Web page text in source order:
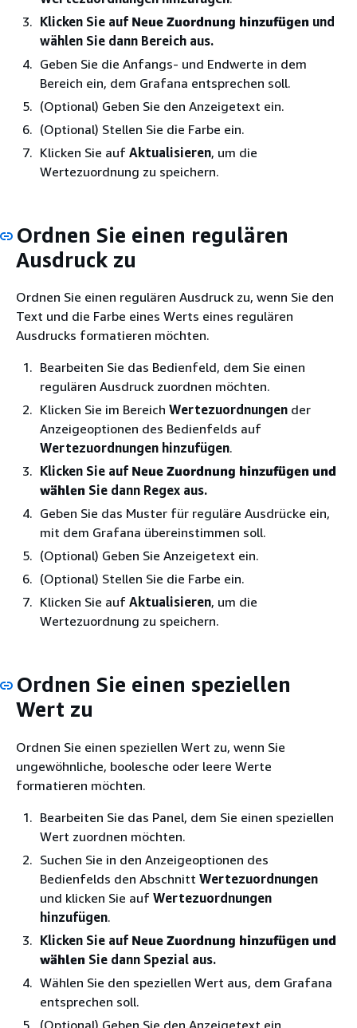
Klicken Sie auf Neue Zuordnung hinzufügen und
wählen Sie dann Bereich aus.
Geben Sie die Anfangs- und Endwerte in dem
Bereich ein, dem Grafana entsprechen soll.
(Optional) Geben Sie den Anzeigetext ein.
(Optional) Stellen Sie die Farbe ein.
Klicken Sie auf Aktualisieren, um die
Wertezuordnung zu speichern.
Ordnen Sie einen regulären
Ausdruck zu
Ordnen Sie einen regulären Ausdruck zu, wenn Sie den
Text und die Farbe eines Werts eines regulären
Ausdrucks formatieren möchten.
Bearbeiten Sie das Bedienfeld, dem Sie einen
regulären Ausdruck zuordnen möchten.
Klicken Sie im Bereich Wertezuordnungen der
Anzeigeoptionen des Bedienfelds auf
Wertezuordnungen hinzufügen.
Klicken Sie auf Neue Zuordnung hinzufügen und
wählen Sie dann Regex aus.
Geben Sie das Muster für reguläre Ausdrücke ein,
mit dem Grafana übereinstimmen soll.
(Optional) Geben Sie Anzeigetext ein.
(Optional) Stellen Sie die Farbe ein.
Klicken Sie auf Aktualisieren, um die
Wertezuordnung zu speichern.
Ordnen Sie einen speziellen
Wert zu
Ordnen Sie einen speziellen Wert zu, wenn Sie
ungewöhnliche, boolesche oder leere Werte
formatieren möchten.
Bearbeiten Sie das Panel, dem Sie einen speziellen
Wert zuordnen möchten.
Suchen Sie in den Anzeigeoptionen des
Bedienfelds den Abschnitt Wertezuordnungen
und klicken Sie auf Wertezuordnungen
hinzufügen.
Klicken Sie auf Neue Zuordnung hinzufügen und
wählen Sie dann Spezial aus.
Wählen Sie den speziellen Wert aus, dem Grafana
entsprechen soll.
(Optional) Geben Sie den Anzeigetext ein.